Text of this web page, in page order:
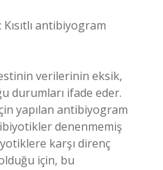
antibiyogram
verilerinin eksik,
durumları ifade eder.
yapılan antibiyogram
denenmemiş
karşı direnç
için, bu